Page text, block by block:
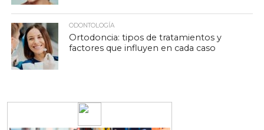
ODONTOLOGÍA
Ortodoncia: tipos de tratamientos y
factores que influyen en cada caso